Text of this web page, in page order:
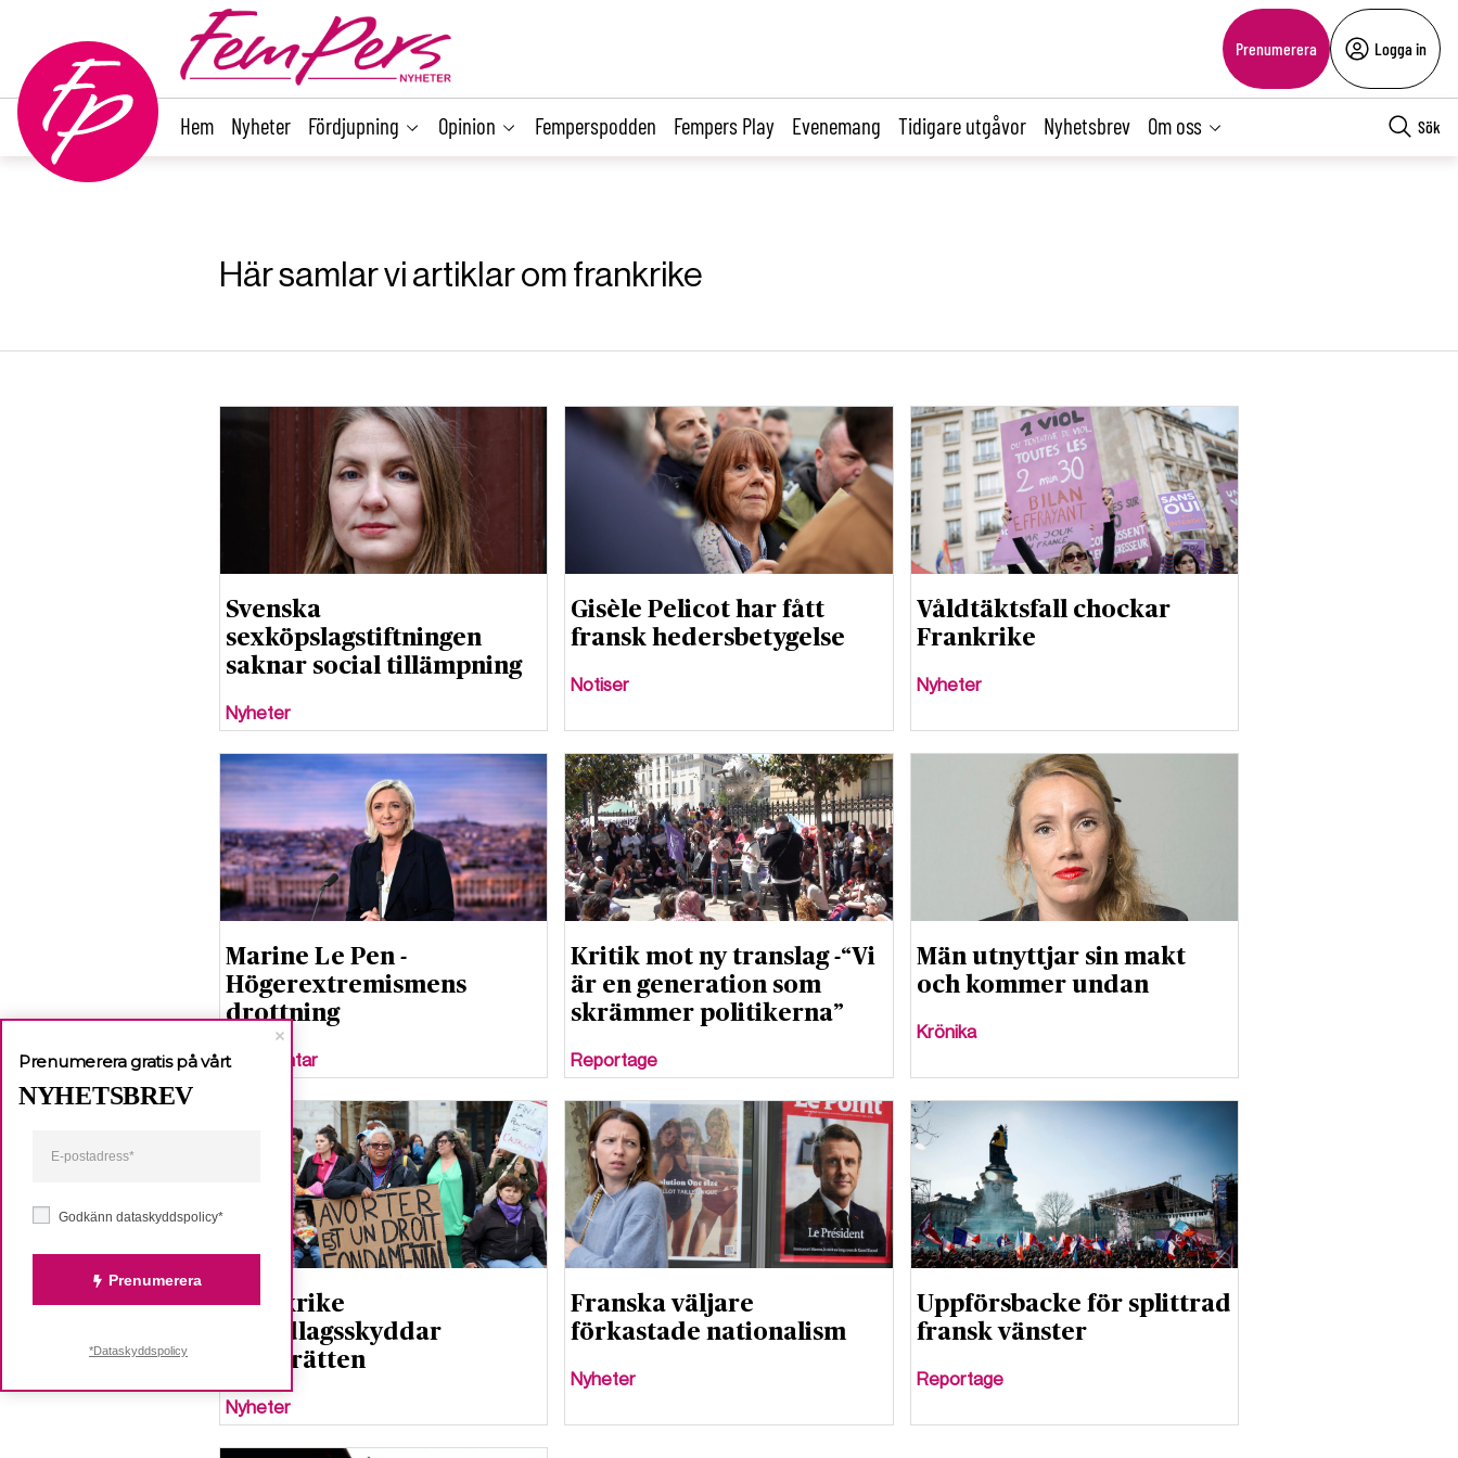
Prenumerera Logga in
Hem Nyheter Fördjupning Opinion Femperspodden Fempers Play Evenemang Tidigare utgåvor Nyhetsbrev Om oss Sök
Här samlar vi artiklar om frankrike
Svenska
sexköpslagstiftningen
saknar social tillämpning
Nyheter
Gisèle Pelicot har fått
fransk hedersbetygelse
Notiser
Våldtäktsfall chockar
Frankrike
Nyheter
Marine Le Pen -
Högerextremismens
drottning
Kommentar
Kritik mot ny translag -“Vi
är en generation som
skrämmer politikerna”
Reportage
Män utnyttjar sin makt
och kommer undan
Krönika
Frankrike
grundlagsskyddar
aborträtten
Nyheter
Franska väljare
förkastade nationalism
Nyheter
Uppförsbacke för splittrad
fransk vänster
Reportage
Godkänn dataskyddspolicy*
Prenumerera
Prenumerera gratis på vårt
NYHETSBREV
*Dataskyddspolicy